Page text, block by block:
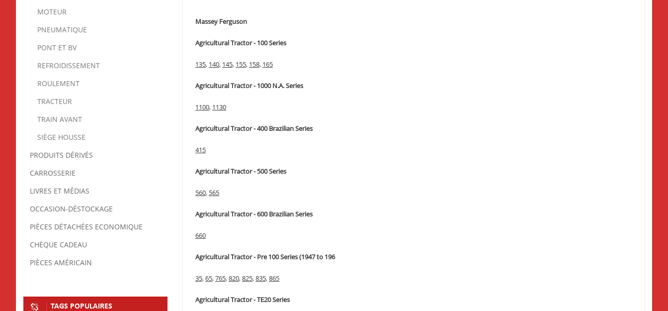
MOTEUR
PNEUMATIQUE
PONT ET BV
REFROIDISSEMENT
ROULEMENT
TRACTEUR
TRAIN AVANT
SIÈGE HOUSSE
PRODUITS DÉRIVÉS
CARROSSERIE
LIVRES ET MÉDIAS
OCCASION-DÉSTOCKAGE
PIÈCES DÉTACHÉES ECONOMIQUE
CHÉQUE CADEAU
PIÈCES AMÉRICAIN
TAGS POPULAIRES
Massey Ferguson
Agricultural Tractor - 100 Series
135, 140, 145, 155, 158, 165
Agricultural Tractor - 1000 N.A. Series
1100, 1130
Agricultural Tractor - 400 Brazilian Series
415
Agricultural Tractor - 500 Series
560, 565
Agricultural Tractor - 600 Brazilian Series
660
Agricultural Tractor - Pre 100 Series (1947 to 196
35,65,765,820,825,835,865
Agricultural Tractor - TE20 Series